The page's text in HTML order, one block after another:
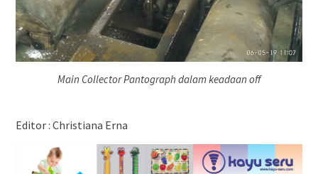
Main Collector Pantograph dalam keadaan off
Editor : Christiana Erna